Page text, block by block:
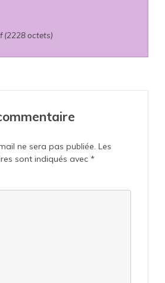
ne sera pas publiée. Les
sont indiqués avec *